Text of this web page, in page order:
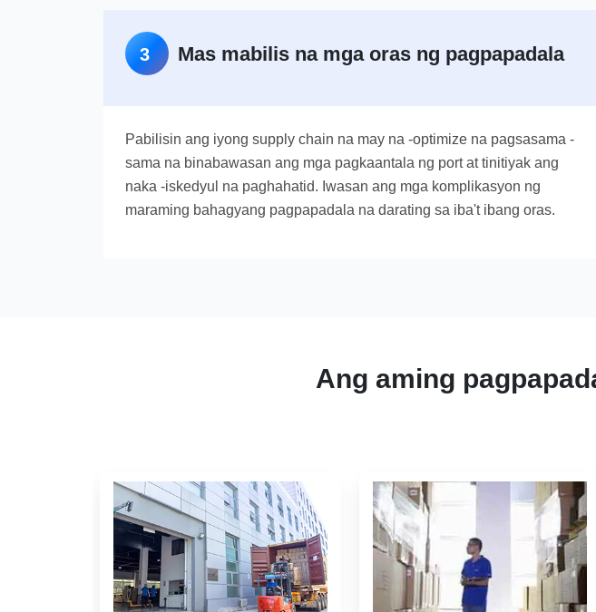
3 Mas mabilis na mga oras ng pagpapadala
Pabilisin ang iyong supply chain na may na -optimize na pagsasama -
sama na binabawasan ang mga pagkaantala ng port at tinitiyak ang
naka -iskedyul na paghahatid. Iwasan ang mga komplikasyon ng
maraming bahagyang pagpapadala na darating sa iba't ibang oras.
Ang aming